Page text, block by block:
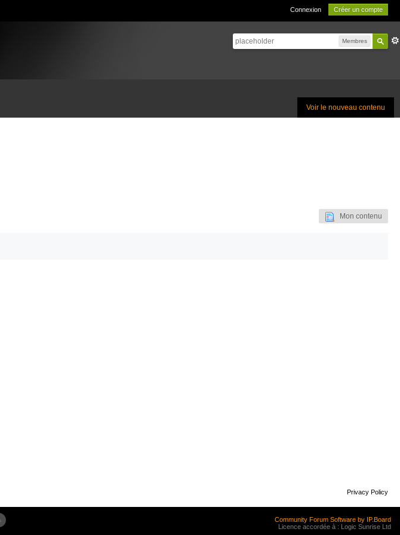
Connexion Créer un compte
Membres
Voir le nouveau contenu
Mon contenu
Privacy Policy
Community Forum Software by IP.Board
Licence accordée à : Logic Sunrise Ltd